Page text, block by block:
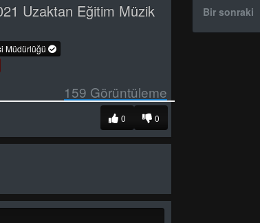
Uzaktan Eğitim Müzik
Müdürlüğü
159 Görüntüleme
0
0
Bir sonraki